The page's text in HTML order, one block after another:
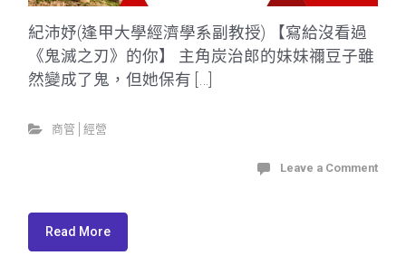
紀沛妤(逢甲大學經濟學系副教授) 【寫給沒看過
《鬼滅之刃》的你】 主角炭治郎的妹妹禰豆子雖
然變成了鬼，但她保有 […]
商管│經營
Leave a Comment
Read More